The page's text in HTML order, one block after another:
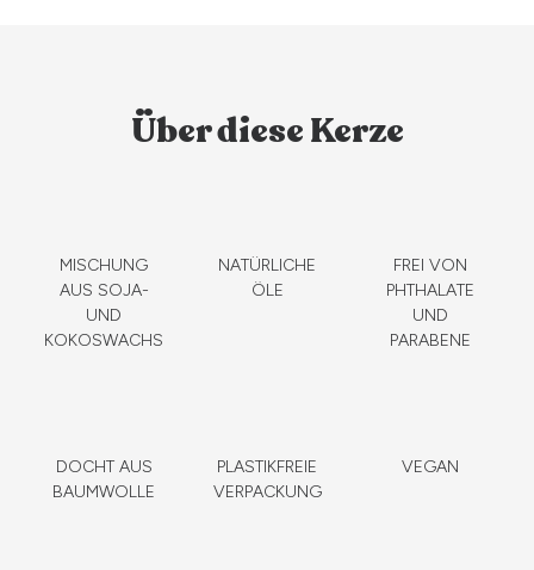
Über diese Kerze
MISCHUNG
AUS SOJA-
UND
KOKOSWACHS
NATÜRLICHE
ÖLE
FREI VON
PHTHALATE
UND
PARABENE
DOCHT AUS
BAUMWOLLE
PLASTIKFREIE
VERPACKUNG
VEGAN